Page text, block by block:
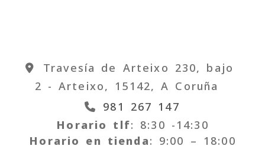
Travesía de Arteixo 230, bajo
2 - Arteixo, 15142,A Coruña
981 267 147
Horario tlf: 8:30 -14:30
Horario en tienda: 9:00 – 18:00